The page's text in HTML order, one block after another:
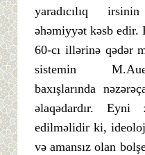
yaradıcılıq
əhəmiyyət kəsb
60-cı illərinə qədər
sistemin
baxışlarında
əlaqədardır.
edilməlidir ki,
və amansız olan